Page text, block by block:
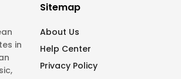
in
Sitemap
About Us
Help Center
Privacy Policy